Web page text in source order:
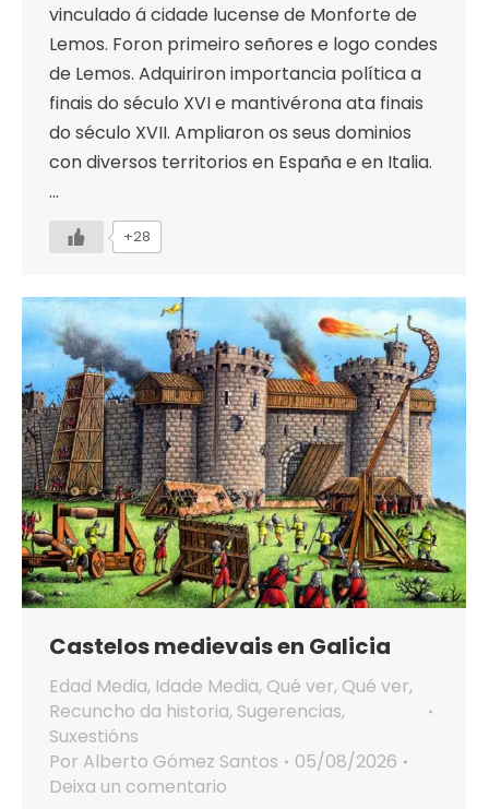
vinculado á cidade lucense de Monforte de
Lemos. Foron primeiro señores e logo condes
de Lemos. Adquiriron importancia política a
finais do século XVI e mantivérona ata finais
do século XVII. Ampliaron os seus dominios
con diversos territorios en España e en Italia.
…
+28
Castelos medievais en Galicia
Edad Media, Idade Media, Qué ver, Qué ver,
Recuncho da historia, Sugerencias,
Suxestións
Por Alberto Gómez Santos
05/08/2026
Deixa un comentario